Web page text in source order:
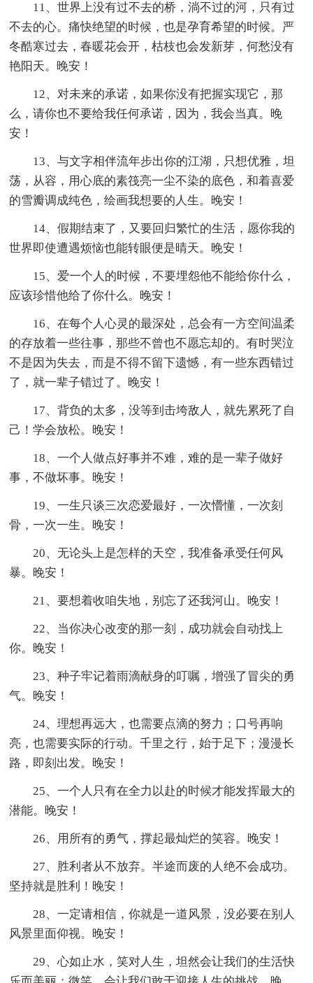
11、世界上没有过不去的桥，淌不过的河，只有过
不去的心。痛快绝望的时候，也是孕育希望的时候。严
冬酷寒过去，春暖花会开，枯枝也会发新芽，何愁没有
艳阳天。晚安！
12、对未来的承诺，如果你没有把握实现它，那
么，请你也不要给我任何承诺，因为，我会当真。晚
安！
13、与文字相伴流年步出你的江湖，只想优雅，坦
荡，从容，用心底的素筏亮一尘不染的底色，和着喜爱
的雪瓣调成纯色，绘画我想要的人生。晚安！
14、假期结束了，又要回归繁忙的生活，愿你我的
世界即使遭遇烦恼也能转眼便是晴天。晚安！
15、爱一个人的时候，不要埋怨他不能给你什么，
应该珍惜他给了你什么。晚安！
16、在每个人心灵的最深处，总会有一方空间温柔
的存放着一些往事，那些不曾也不愿忘却的。有时哭泣
不是因为失去，而是不得不留下遗憾，有一些东西错过
了，就一辈子错过了。晚安！
17、背负的太多，没等到击垮敌人，就先累死了自
己！学会放松。晚安！
18、一个人做点好事并不难，难的是一辈子做好
事，不做坏事。晚安！
19、一生只谈三次恋爱最好，一次懵懂，一次刻
骨，一次一生。晚安！
20、无论头上是怎样的天空，我准备承受任何风
暴。晚安！
21、要想着收咱失地，别忘了还我河山。晚安！
22、当你决心改变的那一刻，成功就会自动找上
你。晚安！
23、种子牢记着雨滴献身的叮嘱，增强了冒尖的勇
气。晚安！
24、理想再远大，也需要点滴的努力；口号再响
亮，也需要实际的行动。千里之行，始于足下；漫漫长
路，即刻出发。晚安！
25、一个人只有在全力以赴的时候才能发挥最大的
潜能。晚安！
26、用所有的勇气，撑起最灿烂的笑容。晚安！
27、胜利者从不放弃。半途而废的人绝不会成功。
坚持就是胜利！晚安！
28、一定请相信，你就是一道风景，没必要在别人
风景里面仰视。晚安！
29、心如止水，笑对人生，坦然会让我们的生活快